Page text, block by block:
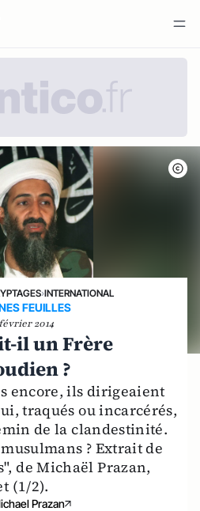
›INTERNATIONAL
FEUILLES
2014
il un Frère
?
encore, ils dirigeaient
traqués ou incarcérés,
de la clandestinité.
? Extrait de
de Michaël Prazan,
(1/2).
Prazan